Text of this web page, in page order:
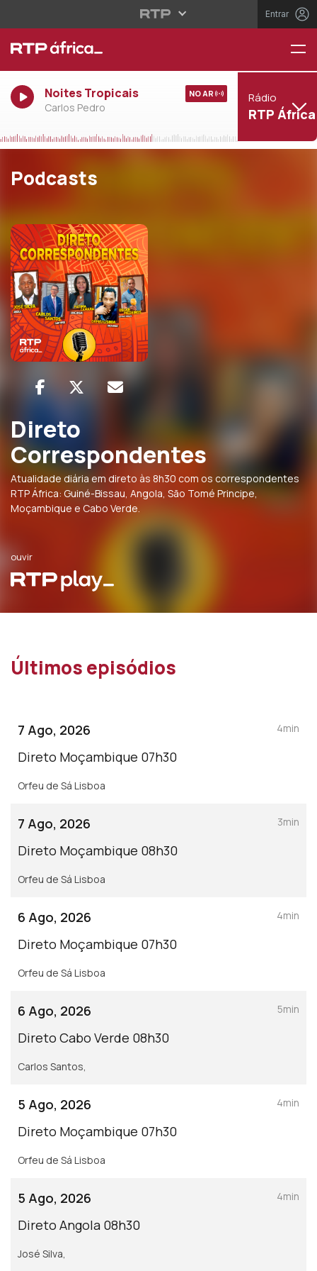
Entrar
Noites Tropicais
Carlos Pedro
NO AR Rádio
RTP África
Podcasts
Direto
Correspondentes
Atualidade diária em direto às 8h30 com os correspondentes
RTP África: Guiné-Bissau, Angola, São Tomé Principe,
Moçambique e Cabo Verde.
ouvir
Últimos episódios
7 Ago, 2026
Direto Moçambique 07h30
Orfeu de Sá Lisboa
4min
7 Ago, 2026
Direto Moçambique 08h30
Orfeu de Sá Lisboa
3min
6 Ago, 2026
Direto Moçambique 07h30
Orfeu de Sá Lisboa
4min
6 Ago, 2026
Direto Cabo Verde 08h30
Carlos Santos,
5min
5 Ago, 2026
Direto Moçambique 07h30
Orfeu de Sá Lisboa
4min
5 Ago, 2026
Direto Angola 08h30
José Silva,
4min